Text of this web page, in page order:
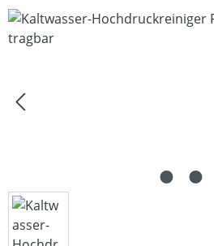
Bildergalerie überspringen